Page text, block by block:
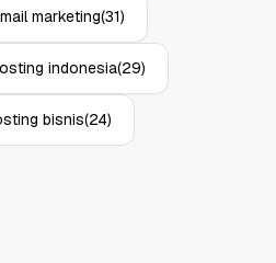
marketing(31)
indonesia(29)
bisnis(24)